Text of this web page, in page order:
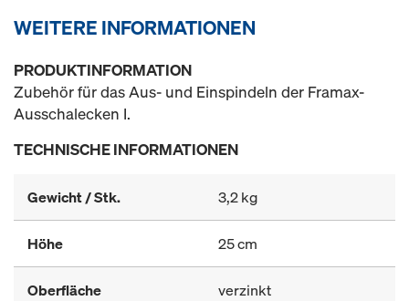
WEITERE INFORMATIONEN
PRODUKTINFORMATION
Zubehör für das Aus- und Einspindeln der Framax-
Ausschalecken I.
TECHNISCHE INFORMATIONEN
Gewicht / Stk. 3,2 kg
Höhe 25 cm
Oberfläche verzinkt